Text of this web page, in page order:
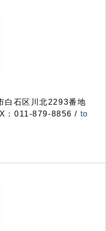
石区川北2293番地
：011-879-8856 / to